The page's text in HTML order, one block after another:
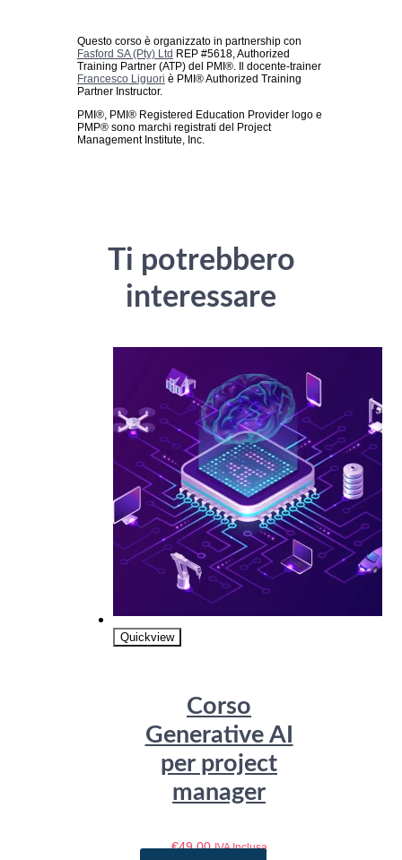
Questo corso è organizzato in partnership con
Fasford SA (Pty) Ltd REP #5618, Authorized
Training Partner (ATP) del PMI®. Il docente-trainer
Francesco Liguori è PMI® Authorized Training
Partner Instructor.
PMI®, PMI® Registered Education Provider logo e
PMP® sono marchi registrati del Project
Management Institute, Inc.
Ti potrebbero
interessare
Quickview
Corso
Generative AI
per project
manager
€49,00 IVA Inclusa